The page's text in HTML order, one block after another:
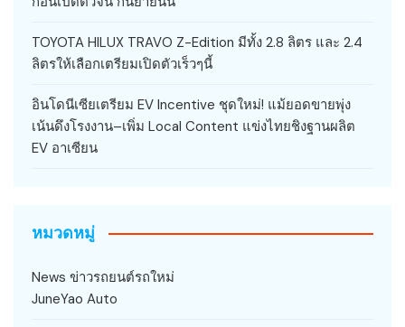
TOYOTA HILUX TRAVO Z-Edition มีทั้ง 2.8 ลิตร และ 2.4
ลิตรให้เลือกเตรียมเปิดตัวเร็วๆนี้
อินโดนีเซียเตรียม EV Incentive ชุดใหม่! แม้ยอดขายพุ่ง
เน้นดึงโรงงาน–เพิ่ม Local Content แข่งไทยชิงฐานผลิต
EV อาเซียน
หมวดหมู่
News ข่าวรถยนต์รถใหม่
JuneYao Auto